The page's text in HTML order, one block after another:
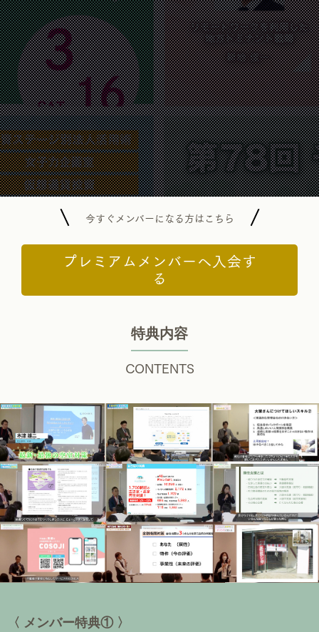
今すぐメンバーになる方はこちら
プレミアムメンバーへ入会す
る
特典内容
CONTENTS
〈 メンバー特典① 〉